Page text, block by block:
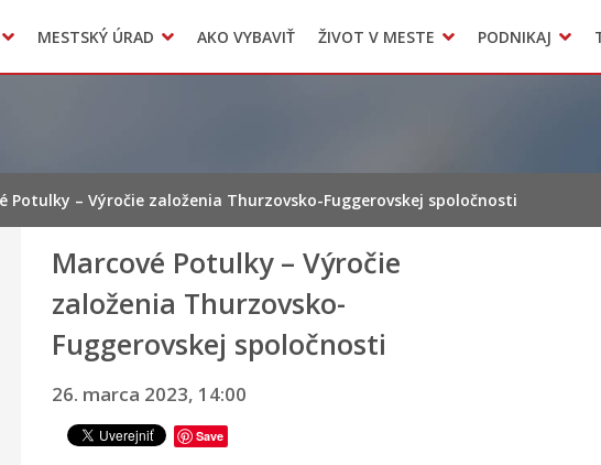
MESTSKÝ ÚRAD
Zmluvy, faktúry a objednávky
AKO VYBAVIŤ ŽIVOT V MESTE
Odpady, verejné priestranstváPODNIKAJ
office
Accommodation
Potulky – Výročie založenia Thurzovsko-Fuggerovskej spoločnosti
Marcové Potulky – Výročie
založenia Thurzovsko-
Fuggerovskej spoločnosti
26. marca 2023, 14:00
Save